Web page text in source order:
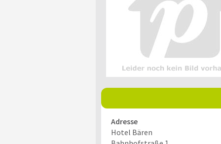
Adresse
Hotel Bären